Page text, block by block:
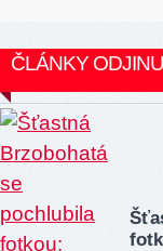
ČLÁNKY